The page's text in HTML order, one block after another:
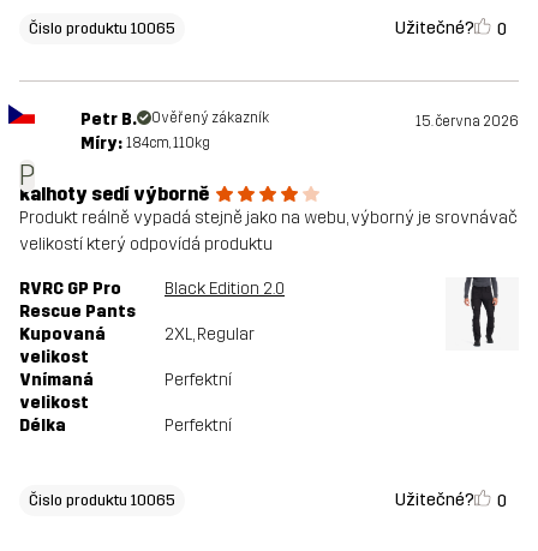
Čislo produktu 10065 Užitečné? 0
P
Petr B. Ověřený zákazník 15. června 2026
Míry: 184cm, 110kg
kalhoty sedí výborně
Produkt reálně vypadá stejně jako na webu, výborný je srovnávač
velikostí který odpovídá produktu
RVRC GP Pro
Rescue Pants
Black Edition 2.0
Kupovaná
velikost
2XL, Regular
Vnímaná
velikost
Perfektní
Délka Perfektní
Čislo produktu 10065 Užitečné? 0